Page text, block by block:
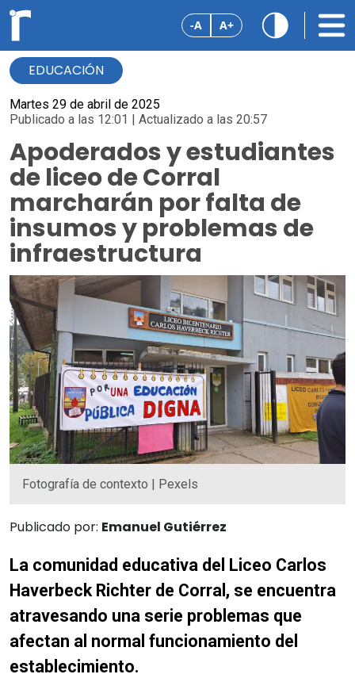
-A A+
EDUCACIÓN
Martes 29 de abril de 2025
Publicado a las 12:01 | Actualizado a las 20:57
Apoderados y estudiantes
de liceo de Corral
marcharán por falta de
insumos y problemas de
infraestructura
Fotografía de contexto | Pexels
Publicado por: Emanuel Gutiérrez
La comunidad educativa del Liceo Carlos
Haverbeck Richter de Corral, se encuentra
atravesando una serie problemas que
afectan al normal funcionamiento del
establecimiento.